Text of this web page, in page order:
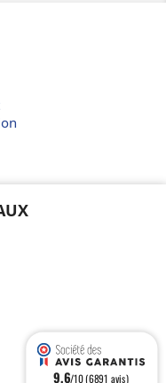
9.6/10 (6891 avis)